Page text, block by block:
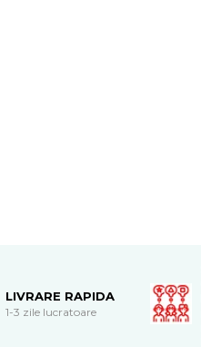
LIVRARE RAPIDA
1-3 zile lucratoare